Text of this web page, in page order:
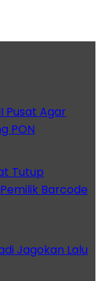
Pusat Agar
PON
Tutup
Barcode
Jagokan Lalu